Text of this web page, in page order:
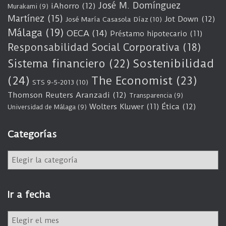
Murakami (9) iAhorro (12) José M. Domínguez
Martínez (15) José María Casasola Díaz (10) Jot Down (12)
Málaga (19) OECA (14) Préstamo hipotecario (11)
Responsabilidad Social Corporativa (18)
Sistema financiero (22) Sostenibilidad
(24) STS 9-5-2013 (10) The Economist (23)
Thomson Reuters Aranzadi (12) Transparencia (9)
Universidad de Málaga (9) Wolters Kluwer (11) Ética (12)
Categorías
e
g
o
Ir a fecha